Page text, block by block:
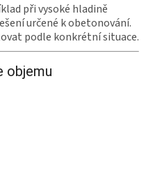
při vysoké hladině
určené k obetonování.
podle konkrétní situace.
objemu